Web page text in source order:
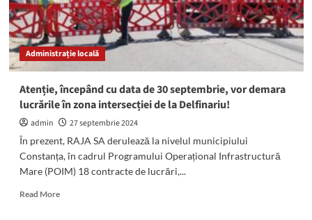
Administrație locală
Atenție, începând cu data de 30 septembrie, vor demara
lucrările în zona intersecției de la Delfinariu!
admin
27 septembrie 2024
În prezent, RAJA SA derulează la nivelul municipiului
Constanța, în cadrul Programului Operațional Infrastructură
Mare (POIM) 18 contracte de lucrări,...
Read MoreRead